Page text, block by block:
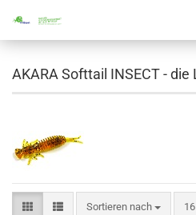
AKARA Softtail INSECT - die
Sortieren nach
Sortieren nach